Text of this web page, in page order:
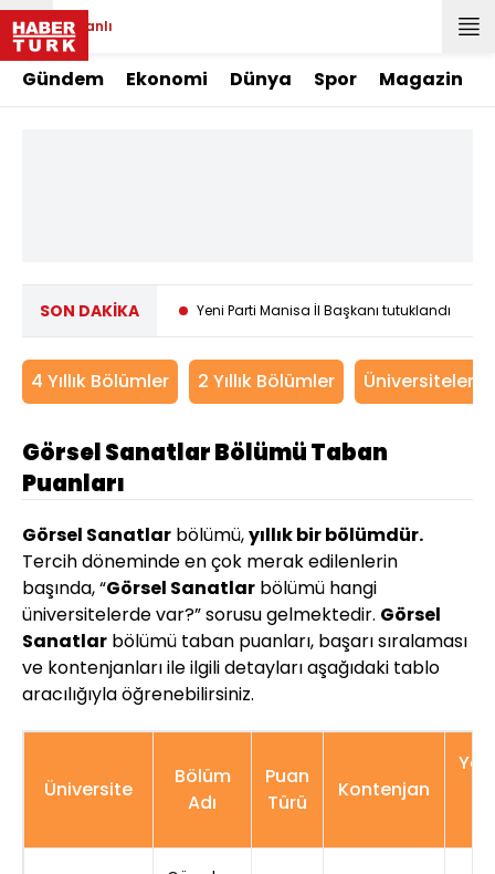
Canlı
Gündem Ekonomi Dünya Spor Magazin
SON DAKİKA
bir gemimizi hedef aldı Yeni Parti Manisa İl Başkanı tutuklandı
4 Yıllık Bölümler 2 Yıllık Bölümler
Görsel Sanatlar Bölümü Taban
Puanları
Görsel Sanatlar bölümü,yıllık bir bölümdür.
Tercih döneminde en çok merak edilenlerin
başında, “Görsel Sanatlar bölümü hangi
üniversitelerde var?” sorusu gelmektedir. Görsel
Sanatlar bölümü taban puanları, başarı sıralaması
ve kontenjanları ile ilgili detayları aşağıdaki tablo
aracılığıyla öğrenebilirsiniz.
Üniversite
Bölüm
Adı
Puan
Türü
Kontenjan